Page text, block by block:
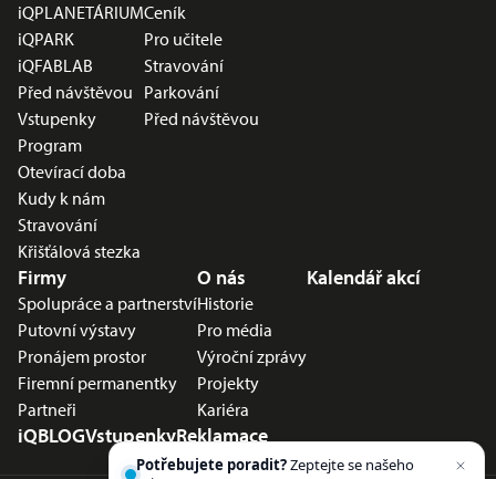
iQPLANETÁRIUM
iQPARK
iQFABLAB
Před návštěvou
Vstupenky
Program
Otevírací doba
Kudy k nám
Stravování
Křišťálová stezka
Ceník
Pro učitele
Stravování
Parkování
Před návštěvou
Firmy
Spolupráce a partnerství
Putovní výstavy
Pronájem prostor
Firemní permanentky
Partneři
O nás
Historie
Pro média
Výroční zprávy
Projekty
Kariéra
Kalendář akcí
iQBLOGVstupenkyReklamace
Potřebujete poradit?Zeptejte se našeho